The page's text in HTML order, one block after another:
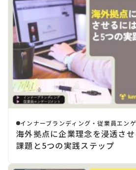
海外拠点に企業理念を浸透さ
課題と5つの実践ステップ
インナーブランディング・従業員エン